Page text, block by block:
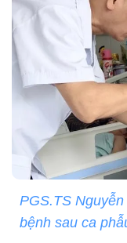
PGS.TS
bệnh sau ca